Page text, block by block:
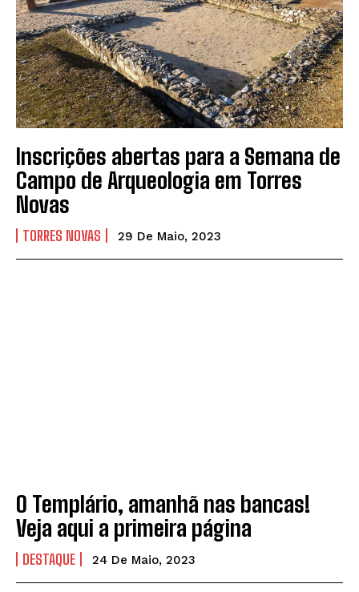
Inscrições abertas para a Semana de
Campo de Arqueologia em Torres
Novas
TORRES NOVAS 29 De Maio, 2023
O Templário, amanhã nas bancas!
Veja aqui a primeira página
DESTAQUE 24 De Maio, 2023